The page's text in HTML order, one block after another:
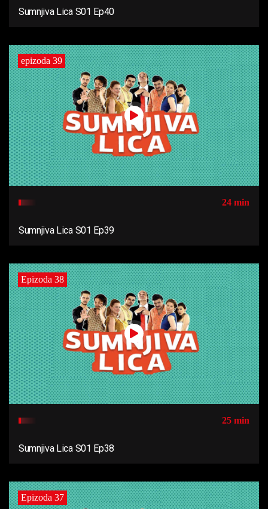
Sumnjiva Lica S01 Ep40
epizoda 39
24 min
Sumnjiva Lica S01 Ep39
Epizoda 38
25 min
Sumnjiva Lica S01 Ep38
Epizoda 37